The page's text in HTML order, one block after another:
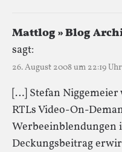
Mattlog » Blog
sagt:
26. August 2008 um 22:19 Uhr
[…] Stefan
RTLs Video-On-
Werbeeinblendungen
Deckungsbeitrag